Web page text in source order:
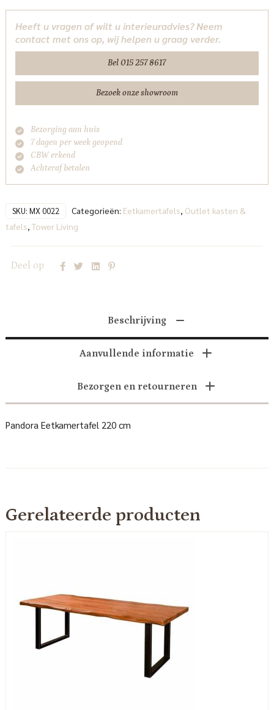
cm
Tower
Living
Heeft u vragen of wilt u interieuradvies? Neem
contact met ons op, wij helpen u graag verder.
Bel 015 257 8617
Bezoek onze showroom
Bezorging aan huis
7 dagen per week geopend
CBW erkend
Achteraf betalen
SKU: MX 0022 Categorieën: Eetkamertafels, Outlet kasten &
tafels, Tower Living
Deel op
Beschrijving
Aanvullende informatie
Bezorgen en retourneren
Pandora Eetkamertafel 220 cm
Gerelateerde producten